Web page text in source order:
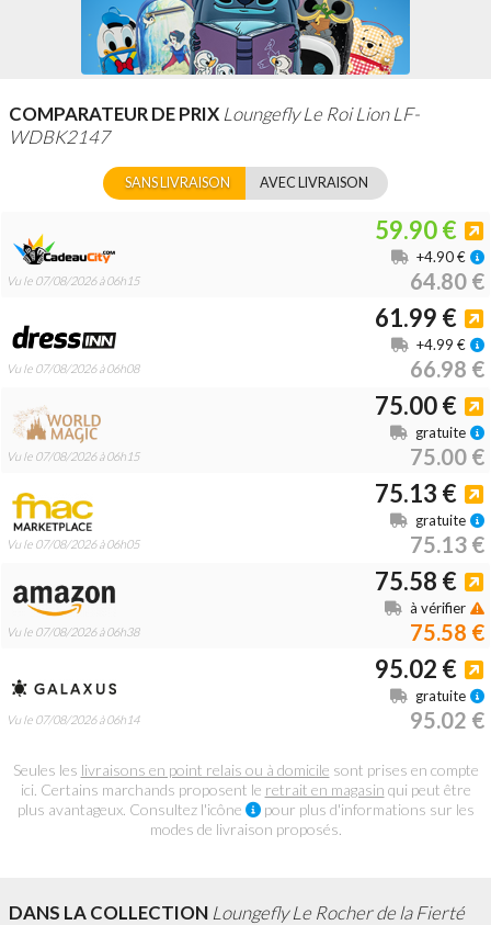
COMPARATEUR DE PRIX Loungefly Le Roi Lion LF-
WDBK2147
SANS LIVRAISON AVEC LIVRAISON
Vu le 07/08/2026 à 06h15
59.90 €
64.80 €
+4.90 €
Vu le 07/08/2026 à 06h08
61.99 €
66.98 €
+4.99 €
Vu le 07/08/2026 à 06h15
75.00 €
75.00 €
gratuite
Vu le 07/08/2026 à 06h05
75.13 €
75.13 €
gratuite
Vu le 07/08/2026 à 06h38
75.58 €
75.58 €
à vérifier
Vu le 07/08/2026 à 06h14
95.02 €
95.02 €
gratuite
Seules les livraisons en point relais ou à domicile sont prises en compte
ici. Certains marchands proposent le retrait en magasin qui peut être
plus avantageux. Consultez l'icône
pour plus d'informations sur les
modes de livraison proposés.
DANS LA COLLECTION Loungefly Le Rocher de la Fierté